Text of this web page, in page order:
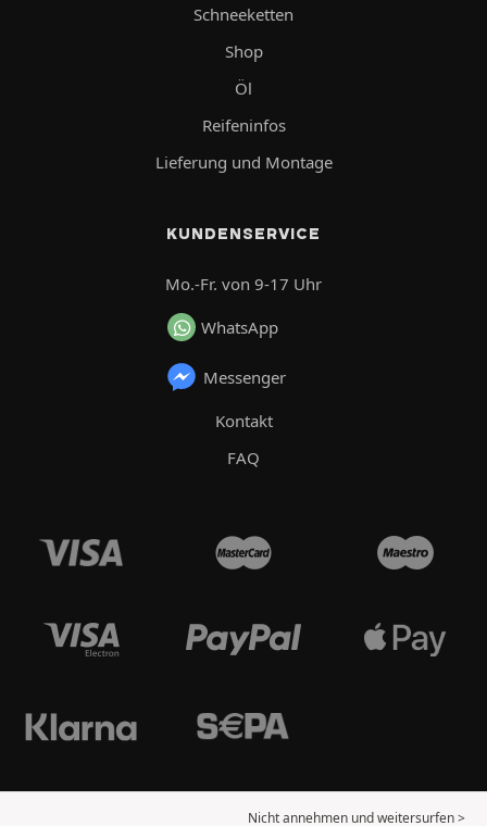
Schneeketten
Shop
Öl
Reifeninfos
Lieferung und Montage
KUNDENSERVICE
Mo.-Fr. von 9-17 Uhr
WhatsApp
Messenger
Kontakt
FAQ
Nicht annehmen und weitersurfen >